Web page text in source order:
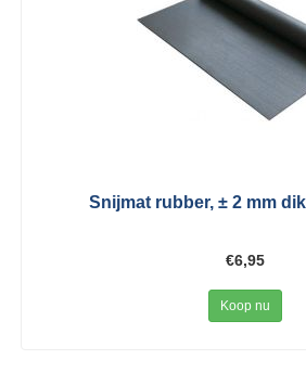
Snijmat rubber, ± 2 mm
€6,95
Koop nu